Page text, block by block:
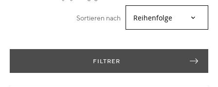
Sortieren nach
FILTRER